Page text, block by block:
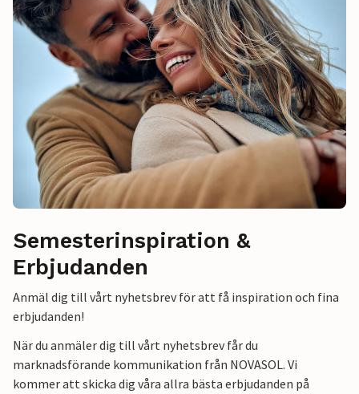
Semesterinspiration &
Erbjudanden
Anmäl dig till vårt nyhetsbrev för att få inspiration och fina
erbjudanden!
När du anmäler dig till vårt nyhetsbrev får du
marknadsförande kommunikation från NOVASOL. Vi
kommer att skicka dig våra allra bästa erbjudanden på